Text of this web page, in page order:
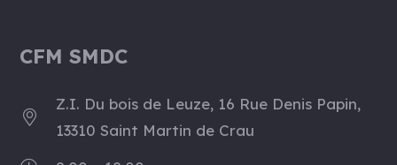
CFM SMDC
Z.I. Du bois de Leuze, 16 Rue Denis Papin,
13310 Saint Martin de Crau